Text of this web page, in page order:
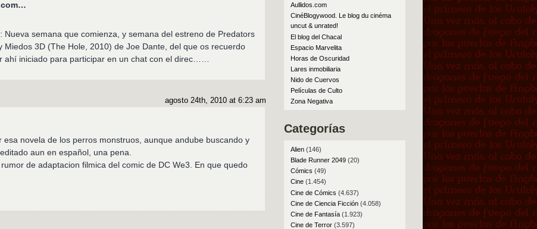
Nueva semana que comienza, y semana del estreno de Predators
Miedos 3D (The Hole, 2010) de Joe Dante, del que os recuerdo
ahí iniciado para participar en un chat con el direc……
agosto 24th, 2010 at 6:23 am
esa novela de los perros monstruos, aunque andube buscando y
aun en español, una pena.
de adaptacion filmica del comic de DC We3. En que quedo
Aullidos.com
CinéBlogywood. Le blog du cinéma
uncut & unrated!
El blog del Chacal
Espacio Marvelita
Horas de Oscuridad
Lares inmobiliaria
Nido de Cuervos
Películas de Culto
Zona Negativa
Categorías
Alien(146)
Blade Runner 2049(20)
Cómics (49)
Cine(1.454)
Cine de Cómics (4.637)
Cine de Ciencia Ficción(4.058)
Cine de Fantasía(1.923)
Cine de Terror(3.597)